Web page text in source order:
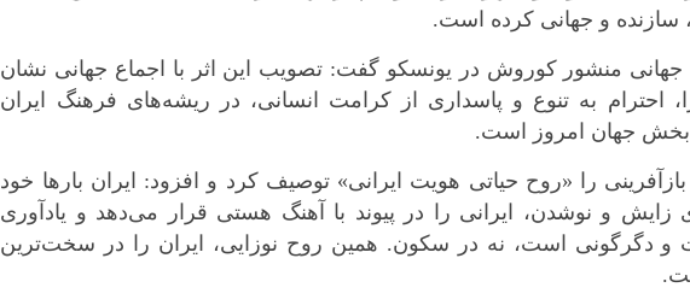
سازنده و جهانی کرده است.
جهانی منشور کوروش در یونسکو گفت: تصویب این اثر با اجماع جهانی نشان
احترام به تنوع و پاسداری از کرامت انسانی، در ریشه‌های فرهنگ ایران
جهان امروز است.
را «روح حیاتی هویت ایرانی» توصیف کرد و افزود: ایران بارها خود
زایش و نوشدن، ایرانی را در پیوند با آهنگ هستی قرار می‌دهد و یادآوری
دگرگونی است، نه در سکون. همین روح نوزایی، ایران را در سخت‌ترین